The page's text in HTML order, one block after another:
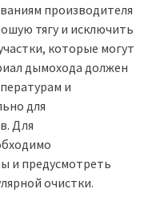
производителя
тягу и исключить
которые могут
дымохода должен
и
для
Для
и предусмотреть
очистки.